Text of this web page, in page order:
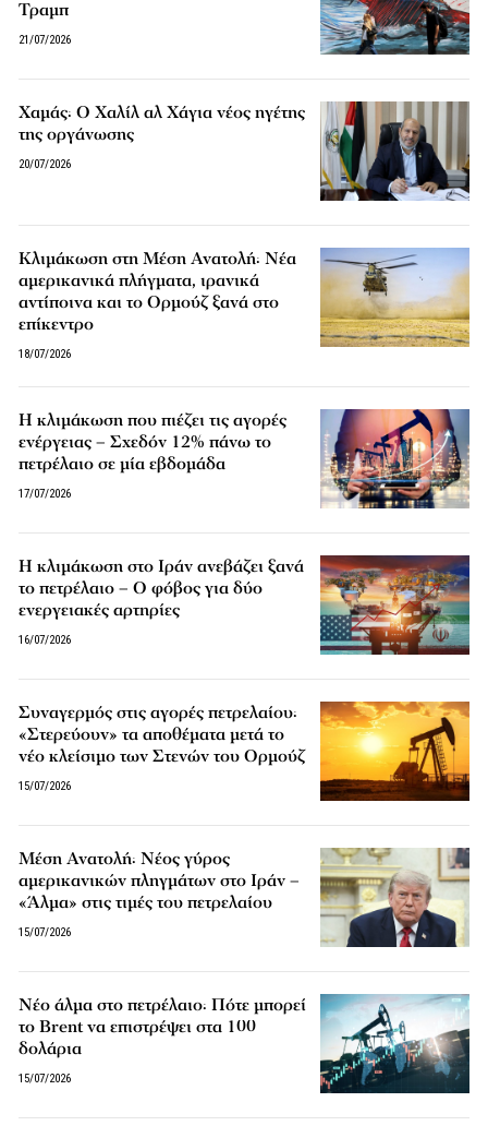
Τραμπ
21/07/2026
Χαμάς: Ο Χαλίλ αλ Χάγια νέος ηγέτης
της οργάνωσης
20/07/2026
Κλιμάκωση στη Μέση Ανατολή: Νέα
αμερικανικά πλήγματα, ιρανικά
αντίποινα και το Ορμούζ ξανά στο
επίκεντρο
18/07/2026
Η κλιμάκωση που πιέζει τις αγορές
ενέργειας – Σχεδόν 12% πάνω το
πετρέλαιο σε μία εβδομάδα
17/07/2026
Η κλιμάκωση στο Ιράν ανεβάζει ξανά
το πετρέλαιο – Ο φόβος για δύο
ενεργειακές αρτηρίες
16/07/2026
Συναγερμός στις αγορές πετρελαίου:
«Στερεύουν» τα αποθέματα μετά το
νέο κλείσιμο των Στενών του Ορμούζ
15/07/2026
Μέση Ανατολή: Νέος γύρος
αμερικανικών πληγμάτων στο Ιράν –
«Άλμα» στις τιμές του πετρελαίου
15/07/2026
Νέο άλμα στο πετρέλαιο: Πότε μπορεί
το Brent να επιστρέψει στα 100
δολάρια
15/07/2026